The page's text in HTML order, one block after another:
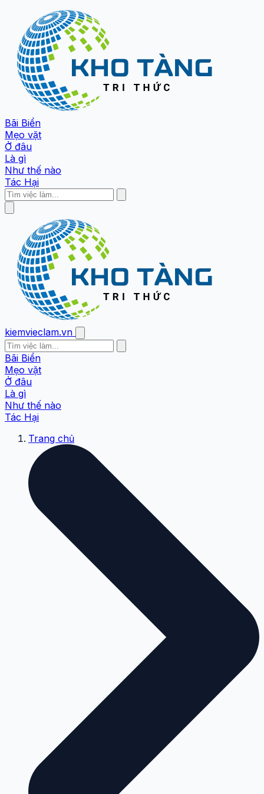
Bãi Biển
Mẹo vặt
Ở đâu
Là gì
Như thế nào
Tác Hại
kiemvieclam.vn
Bãi Biển
Mẹo vặt
Ở đâu
Là gì
Như thế nào
Tác Hại
Trang chủ